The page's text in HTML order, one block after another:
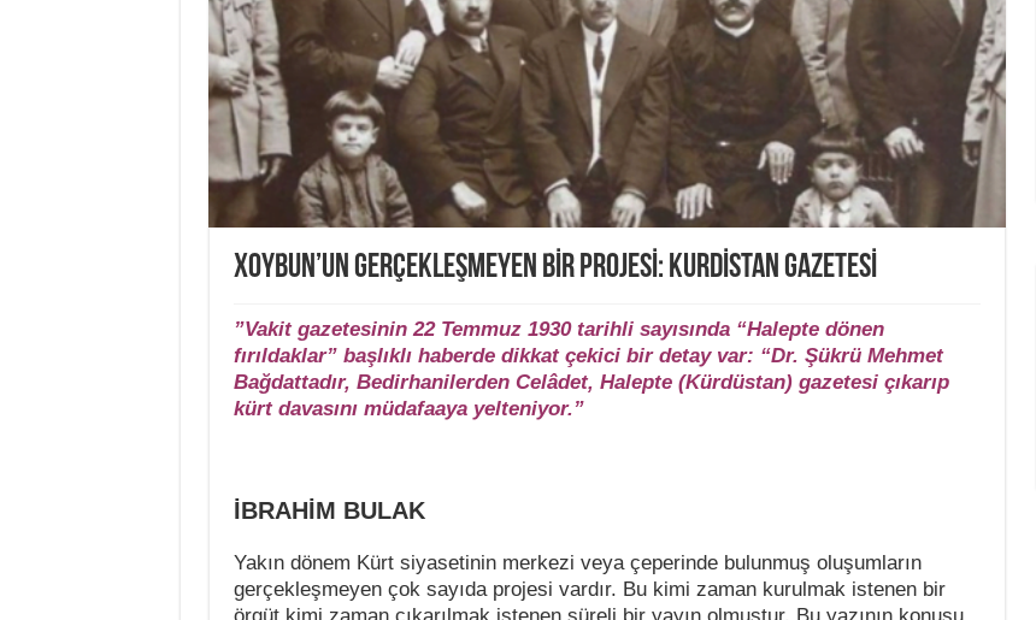
XOYBUN’UN GERÇEKLEŞMEYEN BİR PROJESİ: KURDİSTAN GAZETESİ
”Vakit gazetesinin 22 Temmuz 1930 tarihli sayısında “Halepte dönen
fırıldaklar” başlıklı haberde dikkat çekici bir detay var: “Dr. Şükrü Mehmet
Bağdattadır, Bedirhanilerden Celâdet, Halepte (Kürdüstan) gazetesi çıkarıp
kürt davasını müdafaaya yelteniyor.”
İBRAHİM BULAK
Yakın dönem Kürt siyasetinin merkezi veya çeperinde bulunmuş oluşumların
gerçekleşmeyen çok sayıda projesi vardır. Bu kimi zaman kurulmak istenen bir